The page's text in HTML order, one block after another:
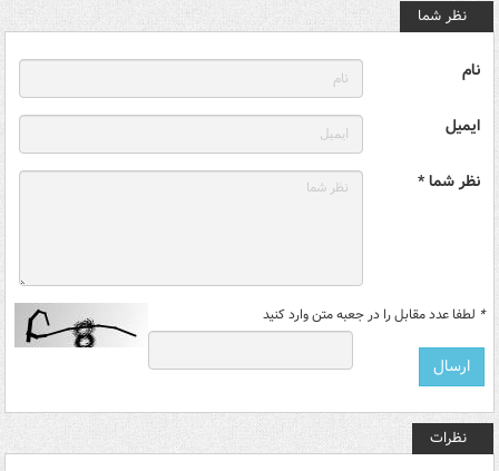
نظر شما
نام
ایمیل
نظر شما *
* لطفا عدد مقابل را در جعبه متن وارد کنید
نظرات